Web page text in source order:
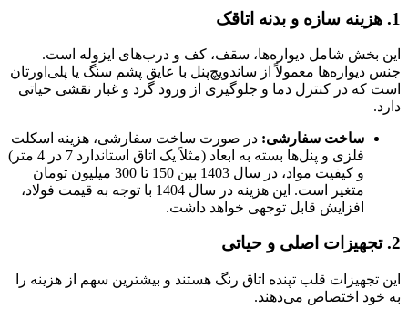
1. هزینه سازه و بدنه اتاقک
این بخش شامل دیواره‌ها، سقف، کف و درب‌های ایزوله است.
جنس دیواره‌ها معمولاً از ساندویچ‌پنل با عایق پشم سنگ یا پلی‌اورتان
است که در کنترل دما و جلوگیری از ورود گرد و غبار نقشی حیاتی
دارد.
ساخت سفارشی: در صورت ساخت سفارشی، هزینه اسکلت
فلزی و پنل‌ها بسته به ابعاد (مثلاً یک اتاق استاندارد 7 در 4 متر)
و کیفیت مواد، در سال 1403 بین 150 تا 300 میلیون تومان
متغیر است. این هزینه در سال 1404 با توجه به قیمت فولاد،
افزایش قابل توجهی خواهد داشت.
2. تجهیزات اصلی و حیاتی
این تجهیزات قلب تپنده اتاق رنگ هستند و بیشترین سهم از هزینه را
به خود اختصاص می‌دهند.